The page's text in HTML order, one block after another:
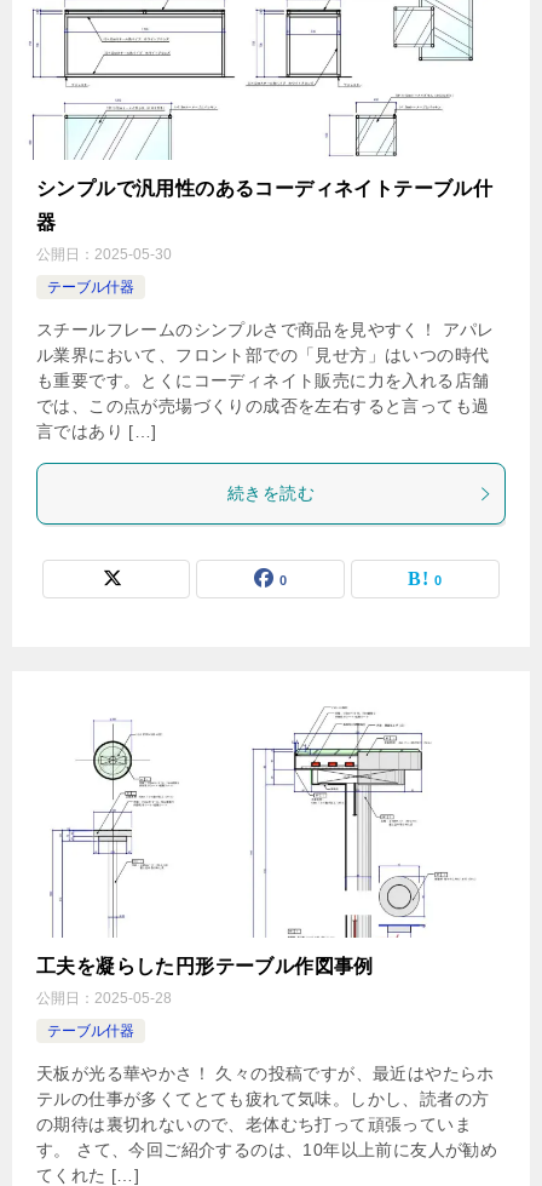
シンプルで汎用性のあるコーディネイトテーブル什
器
公開日： 2025-05-30
テーブル什器
スチールフレームのシンプルさで商品を見やすく！ アパレ
ル業界において、フロント部での「見せ方」はいつの時代
も重要です。とくにコーディネイト販売に力を入れる店舗
では、この点が売場づくりの成否を左右すると言っても過
言ではあり […]
続きを読む
0 0
工夫を凝らした円形テーブル作図事例
公開日： 2025-05-28
テーブル什器
天板が光る華やかさ！ 久々の投稿ですが、最近はやたらホ
テルの仕事が多くてとても疲れて気味。しかし、読者の方
の期待は裏切れないので、老体むち打って頑張っていま
す。 さて、今回ご紹介するのは、10年以上前に友人が勧め
てくれた […]